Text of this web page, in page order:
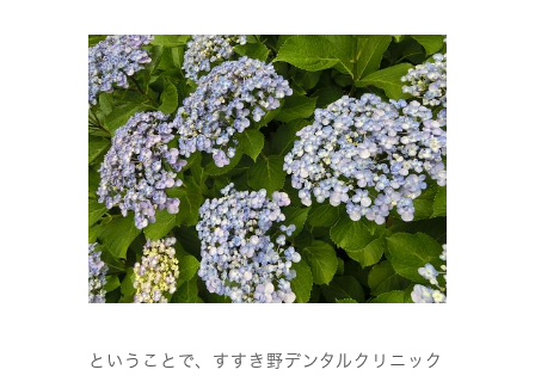
ということで、すすき野デンタルクリニック